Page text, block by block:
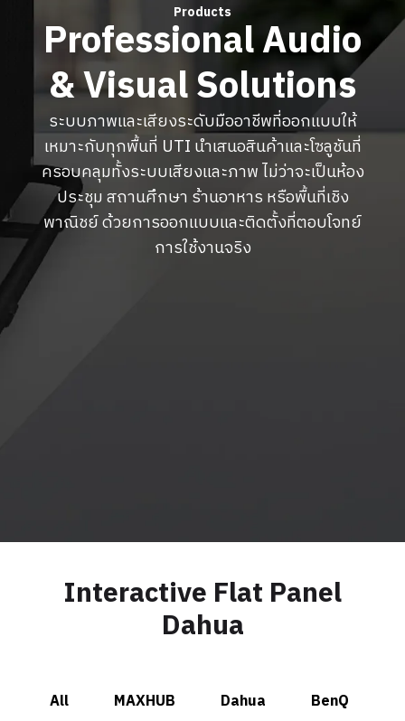
Products
Professional Audio
& Visual Solutions
ระบบภาพและเสียงระดับมืออาชีพที่ออกแบบให้
เหมาะกับทุกพื้นที่ UTI นำเสนอสินค้าและโซลูชันที่
ครอบคลุมทั้งระบบเสียงและภาพ ไม่ว่าจะเป็นห้อง
ประชุม สถานศึกษา ร้านอาหาร หรือพื้นที่เชิง
พาณิชย์ ด้วยการออกแบบและติดตั้งที่ตอบโจทย์
การใช้งานจริง
Interactive Flat Panel
Dahua
All MAXHUB Dahua
BenQ